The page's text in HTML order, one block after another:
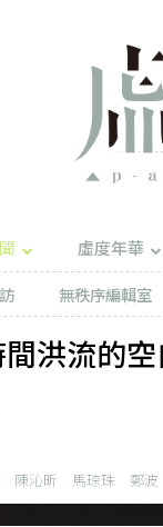
虛度年華
無秩序編輯室
洪流的
陳沁昕 馬琼珠 鄭波